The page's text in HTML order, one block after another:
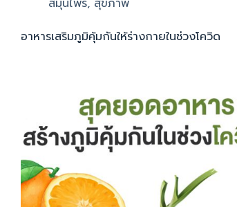
สมุนไพร, สุขภาพ
อาหารเสริมภูมิคุ้มกันให้ร่างกายในช่วงโควิด